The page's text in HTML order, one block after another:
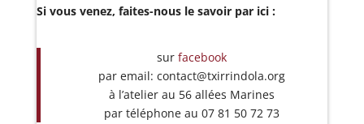
Si vous venez, faites-nous le savoir par ici :
surfacebook
par email: contact@txirrindola.org
à l’atelier au 56 allées Marines
par téléphone au 07 81 50 72 73